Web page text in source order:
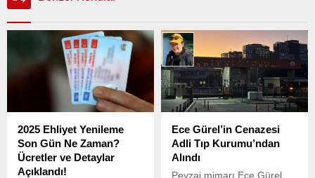
2025 Ehliyet Yenileme
Son Gün Ne Zaman?
Ücretler ve Detaylar
Açıklandı!
Ece Gürel’in Cenazesi
Adli Tıp Kurumu’ndan
Alındı
Peyzaj mimarı Ece Gürel